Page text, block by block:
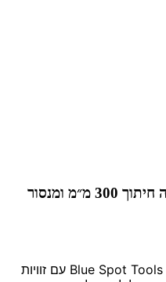
Blue Spot Tools - ערכת קופסה חיתוך 300 מ״מ ומנסור
ערכת קופסה חיתוך 300 מ״מ של Blue Spot Tools עם זוויות